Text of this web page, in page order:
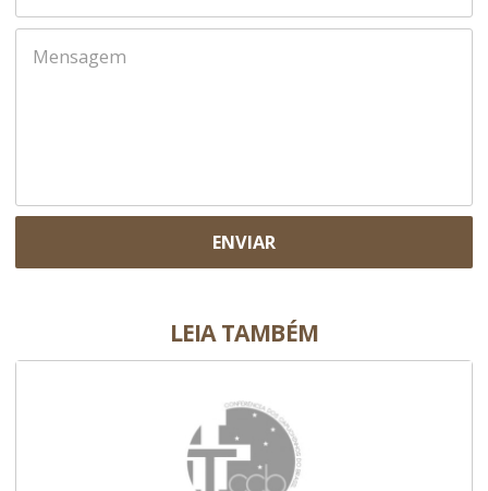
ENVIAR
LEIA TAMBÉM